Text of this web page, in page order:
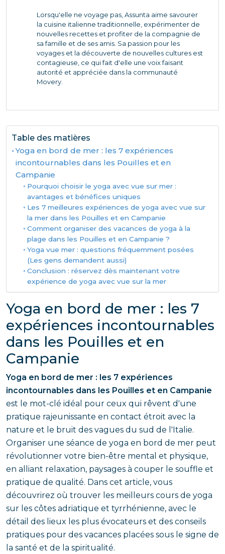
Lorsqu'elle ne voyage pas, Assunta aime savourer
la cuisine italienne traditionnelle, expérimenter de
nouvelles recettes et profiter de la compagnie de
sa famille et de ses amis. Sa passion pour les
voyages et la découverte de nouvelles cultures est
contagieuse, ce qui fait d'elle une voix faisant
autorité et appréciée dans la communauté
Movery.
Table des matières
Yoga en bord de mer : les 7 expériences
incontournables dans les Pouilles et en
Campanie
Pourquoi choisir le yoga avec vue sur mer :
avantages et bénéfices uniques
Les 7 meilleures expériences de yoga avec vue sur
la mer dans les Pouilles et en Campanie
Comment organiser des vacances de yoga à la
plage dans les Pouilles et en Campanie ?
Yoga vue mer : questions fréquemment posées
(Les gens demandent aussi)
Conclusion : réservez dès maintenant votre
expérience de yoga avec vue sur la mer
Yoga en bord de mer : les 7
expériences incontournables
dans les Pouilles et en
Campanie
Yoga en bord de mer : les 7 expériences
incontournables dans les Pouilles et en Campanie
est le mot-clé idéal pour ceux qui rêvent d'une
pratique rajeunissante en contact étroit avec la
nature et le bruit des vagues du sud de l'Italie.
Organiser une séance de yoga en bord de mer peut
révolutionner votre bien-être mental et physique,
en alliant relaxation, paysages à couper le souffle et
pratique de qualité. Dans cet article, vous
découvrirez où trouver les meilleurs cours de yoga
sur les côtes adriatique et tyrrhénienne, avec le
détail des lieux les plus évocateurs et des conseils
pratiques pour des vacances placées sous le signe de
la santé et de la spiritualité.